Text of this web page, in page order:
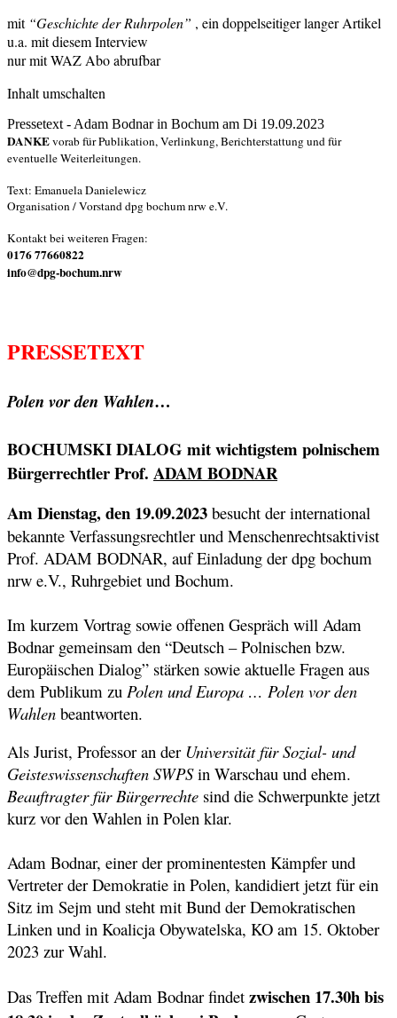
mit “Geschichte der Ruhrpolen” , ein doppelseitiger langer Artikel
u.a. mit diesem Interview
nur mit WAZ Abo abrufbar
Inhalt umschalten
Pressetext - Adam Bodnar in Bochum am Di 19.09.2023
DANKEvorab für Publikation, Verlinkung, Berichterstattung und für
eventuelle Weiterleitungen.
Text: Emanuela Danielewicz
Organisation / Vorstand dpg bochum nrw e.V.
Kontakt bei weiteren Fragen:
0176 77660822
info@dpg-bochum.nrw
PRESSETEXT
Polen vor den Wahlen…
BOCHUMSKI DIALOG mit wichtigstem polnischem
Bürgerrechtler Prof. ADAM BODNAR
Am Dienstag, den 19.09.2023 besucht der international
bekannte Verfassungsrechtler und Menschenrechtsaktivist
Prof. ADAM BODNAR, auf Einladung der dpg bochum
nrw e.V., Ruhrgebiet und Bochum.
Im kurzem Vortrag sowie offenen Gespräch will Adam
Bodnar gemeinsam den “Deutsch – Polnischen bzw.
Europäischen Dialog” stärken sowie aktuelle Fragen aus
dem Publikum zu Polen und Europa … Polen vor den
Wahlen beantworten.
Als Jurist, Professor an der Universität für Sozial- und
Geisteswissenschaften SWPSin Warschau und ehem.
Beauftragter für Bürgerrechte sind die Schwerpunkte jetzt
kurz vor den Wahlen in Polen klar.
Adam Bodnar, einer der prominentesten Kämpfer und
Vertreter der Demokratie in Polen, kandidiert jetzt für ein
Sitz im Sejm und steht mit Bund der Demokratischen
Linken und in Koalicja Obywatelska, KO am 15. Oktober
2023 zur Wahl.
Das Treffen mit Adam Bodnar findet zwischen 17.30h bis